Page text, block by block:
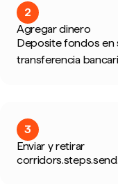
2
Agregar dinero
Deposite fondos en
transferencia
3
Enviar y retirar